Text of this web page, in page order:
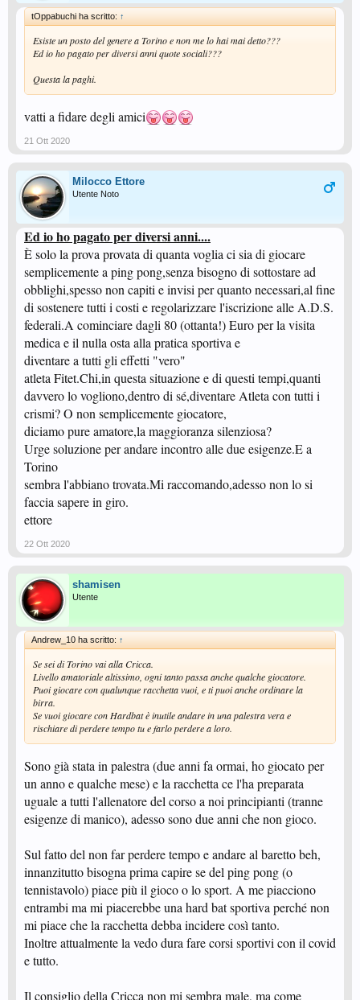
tOppabuchi ha scritto: ↑
Esiste un posto del genere a Torino e non me lo hai mai detto???
Ed io ho pagato per diversi anni quote sociali???
Questa la paghi.
vatti a fidare degli amici
21 Ott 2020
Milocco Ettore
Utente Noto
Ed io ho pagato per diversi anni....
È solo la prova provata di quanta voglia ci sia di giocare
semplicemente a ping pong,senza bisogno di sottostare ad
obblighi,spesso non capiti e invisi per quanto necessari,al fine
di sostenere tutti i costi e regolarizzare l'iscrizione alle A.D.S.
federali.A cominciare dagli 80 (ottanta!) Euro per la visita
medica e il nulla osta alla pratica sportiva e
diventare a tutti gli effetti "vero"
atleta Fitet.Chi,in questa situazione e di questi tempi,quanti
davvero lo vogliono,dentro di sé,diventare Atleta con tutti i
crismi? O non semplicemente giocatore,
diciamo pure amatore,la maggioranza silenziosa?
Urge soluzione per andare incontro alle due esigenze.E a
Torino
sembra l'abbiano trovata.Mi raccomando,adesso non lo si
faccia sapere in giro.
ettore
22 Ott 2020
shamisen
Utente
Andrew_10 ha scritto: ↑
Se sei di Torino vai alla Cricca.
Livello amatoriale altissimo, ogni tanto passa anche qualche giocatore.
Puoi giocare con qualunque racchetta vuoi, e ti puoi anche ordinare la
birra.
Se vuoi giocare con Hardbat è inutile andare in una palestra vera e
rischiare di perdere tempo tu e farlo perdere a loro.
Sono già stata in palestra (due anni fa ormai, ho giocato per
un anno e qualche mese) e la racchetta ce l'ha preparata
uguale a tutti l'allenatore del corso a noi principianti (tranne
esigenze di manico), adesso sono due anni che non gioco.
Sul fatto del non far perdere tempo e andare al baretto beh,
innanzitutto bisogna prima capire se del ping pong (o
tennistavolo) piace più il gioco o lo sport. A me piacciono
entrambi ma mi piacerebbe una hard bat sportiva perché non
mi piace che la racchetta debba incidere così tanto.
Inoltre attualmente la vedo dura fare corsi sportivi con il covid
e tutto.
Il consiglio della Cricca non mi sembra male, ma come